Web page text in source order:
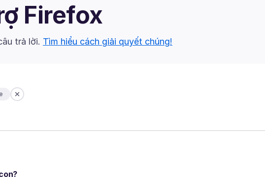
Firefox
trả lời. Tìm hiểu cách giải quyết chúng!